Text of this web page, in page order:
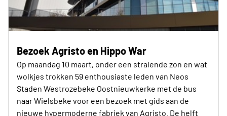
Bezoek Agristo en Hippo War
Op maandag 10 maart, onder een stralende zon en wat
wolkjes trokken 59 enthousiaste leden van Neos
Staden Westrozebeke Oostnieuwkerke met de bus
naar Wielsbeke voor een bezoek met gids aan de
nieuwe hypermoderne fabriek van Agristo. De helft